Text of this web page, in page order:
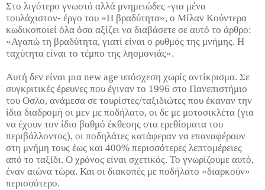
Στο λιγότερο γνωστό αλλά μνημειώδες -για μένα
τουλάχιστον- έργο του «Η βραδύτητα», ο Μίλαν Κούντερα
κωδικοποιεί όλα όσα αξίζει να διαβάσετε σε αυτό το άρθρο:
«Αγαπώ τη βραδύτητα, γιατί είναι ο ρυθμός της μνήμης. Η
ταχύτητα είναι το τέμπο της λησμονιάς».
Αυτή δεν είναι μια new age υπόσχεση χωρίς αντίκρισμα. Σε
συγκριτικές έρευνες που έγιναν το 1996 στο Πανεπιστήμιο
του Οσλο, ανάμεσα σε τουρίστες/ταξιδιώτες που έκαναν την
ίδια διαδρομή οι μεν με ποδήλατο, οι δε με μοτοσικλέτα (για
να έχουν τον ίδιο βαθμό έκθεσης στα ερεθίσματα του
περιβάλλοντος), οι ποδηλάτες κατάφεραν να επαναφέρουν
στη μνήμη τους έως και 400% περισσότερες λεπτομέρειες
από το ταξίδι. Ο χρόνος είναι σχετικός. Το γνωρίζουμε αυτό,
έναν αιώνα τώρα. Και οι διακοπές με ποδήλατο «διαρκούν»
περισσότερο.